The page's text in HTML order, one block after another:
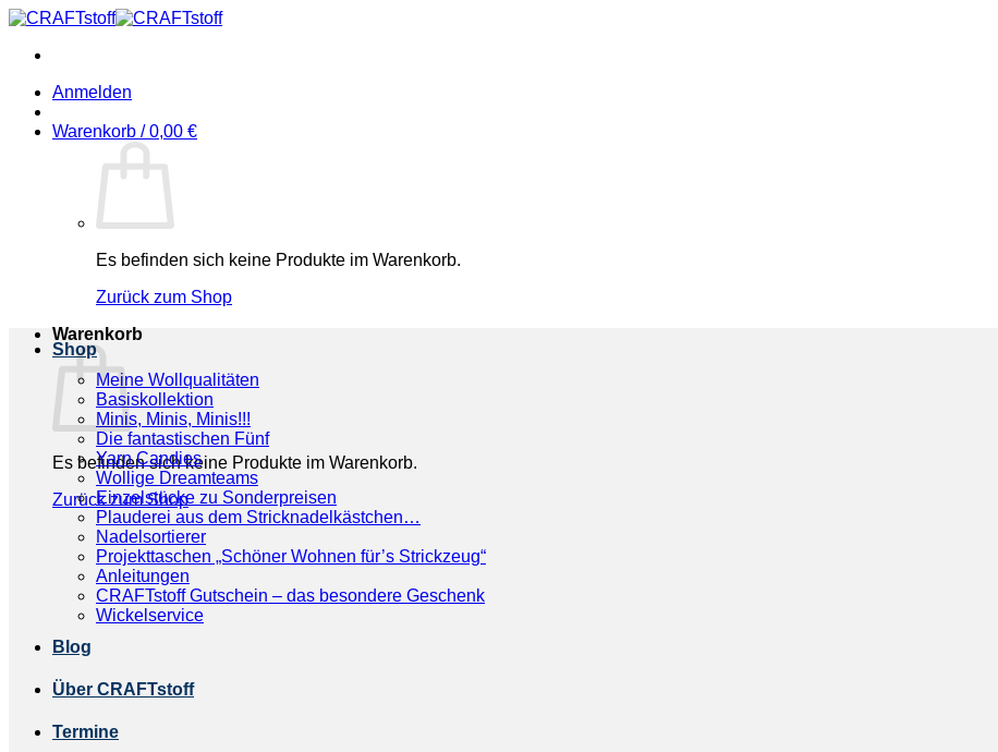
Zum
springen
Anmelden
Warenkorb /0,00 €
Es befinden sich keine Produkte im Warenkorb.
Zurück zum Shop
Warenkorb
Es befinden sich keine Produkte im Warenkorb.
Zurück zum Shop
Shop
Meine Wollqualitäten
Basiskollektion
Minis, Minis, Minis!!!
Die fantastischen Fünf
Yarn Candies
Wollige Dreamteams
Einzelstücke zu Sonderpreisen
Plauderei aus dem Stricknadelkästchen…
Nadelsortierer
Projekttaschen „Schöner Wohnen für’s Strickzeug“
Anleitungen
CRAFTstoff Gutschein – das besondere Geschenk
Wickelservice
Blog
Über CRAFTstoff
Termine